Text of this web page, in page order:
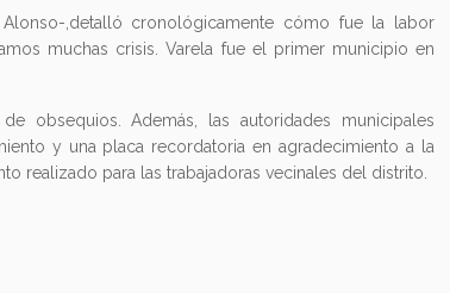
,detalló cronológicamente cómo fue la labor
muchas crisis. Varela fue el primer municipio en
obsequios. Además, las autoridades municipales
y una placa recordatoria en agradecimiento a la
realizado para las trabajadoras vecinales del distrito.